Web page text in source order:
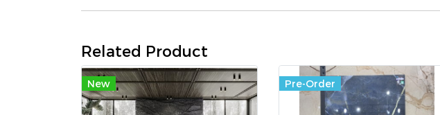
Related Product
New Pre-Order